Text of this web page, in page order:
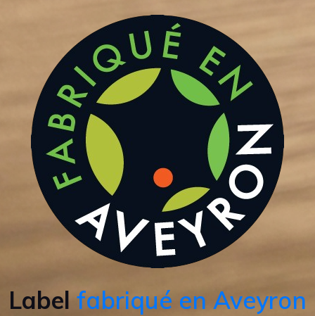
Labelfabriqué en Aveyron